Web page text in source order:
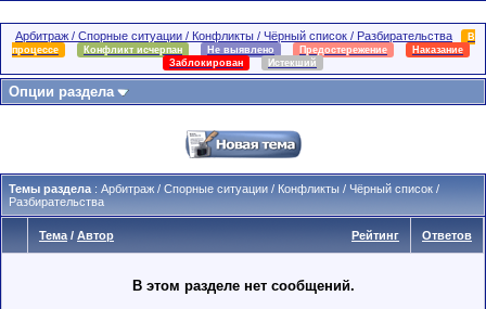
Арбитраж / Спорные ситуации / Конфликты / Чёрный список / Разбирательства
В
процессе
Конфликт исчерпан Не выявлено Предостережение
Наказание
Заблокирован
Истекший
Опции раздела
Темы раздела : Арбитраж / Спорные ситуации / Конфликты / Чёрный список /
Разбирательства
Рейтинг
Тема / Автор Ответов
В этом разделе нет сообщений.